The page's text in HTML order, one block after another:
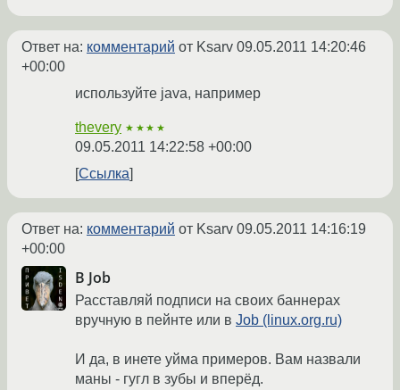
Ответ на: комментарий от Ksarv 09.05.2011 14:20:46
+00:00
используйте java, например
thevery ★★★★
09.05.2011 14:22:58 +00:00
Ссылка
Ответ на: комментарий от Ksarv 09.05.2011 14:16:19
+00:00
В Job
Расставляй подписи на своих баннерах
вручную в пейнте или в Job (linux.org.ru)
И да, в инете уйма примеров. Вам назвали
маны - гугл в зубы и вперёд.